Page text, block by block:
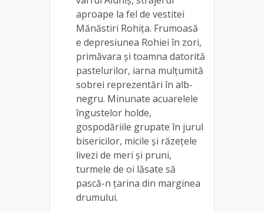
aproape la fel de vestitei
Mănăstiri Rohiţa. Frumoasă
e depresiunea Rohiei în zori,
primăvara și toamna datorită
pastelurilor, iarna mulțumită
sobrei reprezentări în alb-
negru. Minunate acuarelele
îngustelor holde,
gospodăriile grupate în jurul
bisericilor, micile și răzețele
livezi de meri şi pruni,
turmele de oi lăsate să
pască-n ţarina din marginea
drumului.